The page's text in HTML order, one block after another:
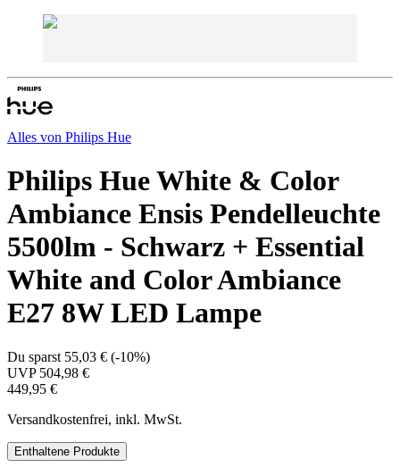
Alles von Philips Hue
Philips Hue White & Color
Ambiance Ensis Pendelleuchte
5500lm - Schwarz + Essential
White and Color Ambiance
E27 8W LED Lampe
Du sparst 55,03 € (-10%)
UVP 504,98 €
449,95 €
Versandkostenfrei, inkl. MwSt.
Enthaltene Produkte